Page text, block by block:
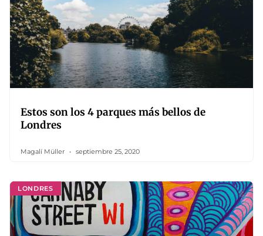
Estos son los 4 parques más bellos de
Londres
Magalí Müller septiembre 25, 2020
LONDRES